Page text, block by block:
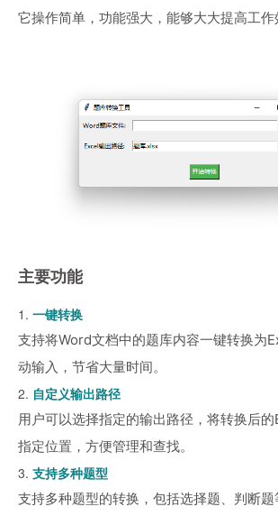
它操作简单，功能强大，能够大大提高工作
主要功能
1. 一键转换
支持将Word文档中的题库内容一键转换为
动输入，节省大量时间。
2. 自定义输出路径
用户可以选择指定的输出路径，将转换后的
指定位置，方便管理和查找。
3. 支持多种题型
支持多种题型的转换，包括选择题、判断题